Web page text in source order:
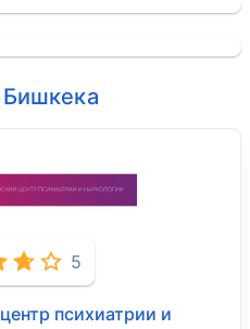
5
психиатрии и